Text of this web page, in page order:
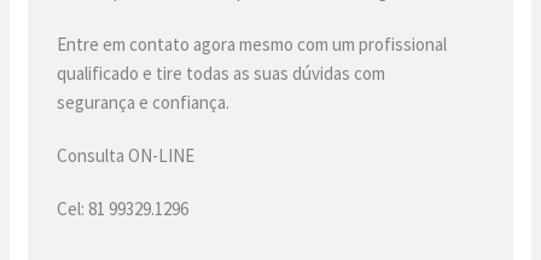
Entre em contato agora mesmo com um profissional
qualificado e tire todas as suas dúvidas com
segurança e confiança.
Consulta ON-LINE
Cel: 81 99329.1296